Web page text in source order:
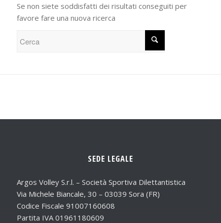
Se non siete soddisfatti dei risultati conseguiti per
favore fare una nuova ricerca
SEDE LEGALE
Argos Volley S.r.l. – Società Sportiva Dilettantistica
Via Michele Biancale, 30 – 03039 Sora (FR)
Codice Fiscale 91007160608
Partita IVA 01961180609